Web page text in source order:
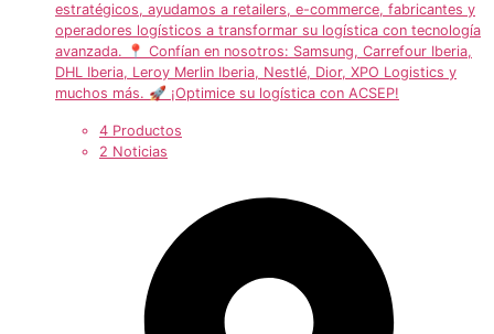
estratégicos, ayudamos a retailers, e-commerce, fabricantes y
operadores logísticos a transformar su logística con tecnología
avanzada. 📍 Confían en nosotros: Samsung, Carrefour Iberia,
DHL Iberia, Leroy Merlin Iberia, Nestlé, Dior, XPO Logistics y
muchos más. 🚀 ¡Optimice su logística con ACSEP!
4 Productos
2 Noticias